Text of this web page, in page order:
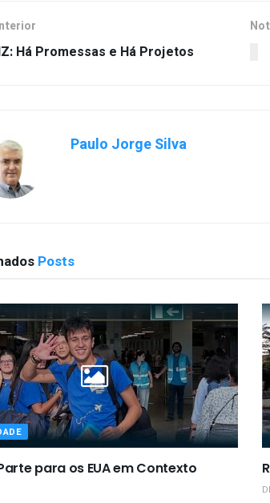
Há Promessas e Há Projetos
Paulo Jorge Silva
Posts
para os EUA em Contexto